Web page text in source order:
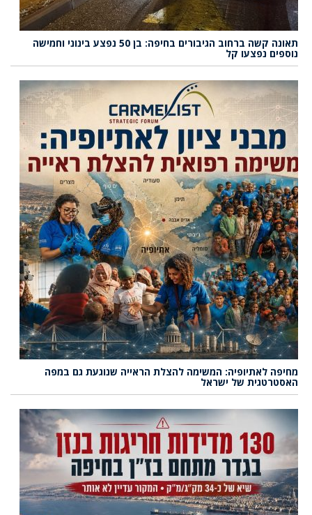
תאונה קשה ברחוב הגיבורים בחיפה: בן 50 נפצע בינוני וחמישה
נוספים נפצעו קל
מחיפה לאתיופיה: המשימה להצלת הראייה שנוגעת גם במפה
האסטרטגית של ישראל